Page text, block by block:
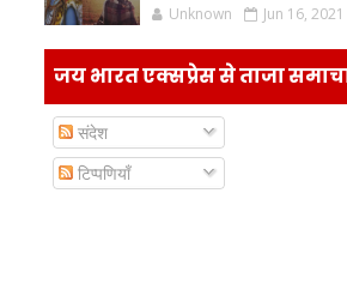
Unknown Jun 16, 2021
जय भारत एक्सप्रेस से ताजा
संदेश
टिप्पणियाँ